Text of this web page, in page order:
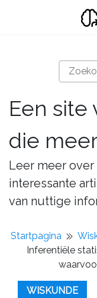
Een site
die
Leer meer
interessante
van nuttige
Startpagina
Inferentiële
WISKUNDE